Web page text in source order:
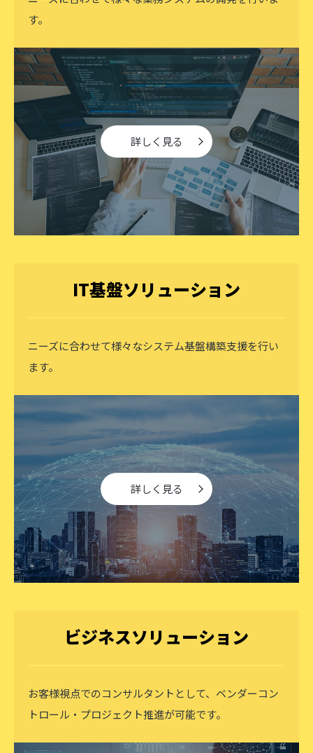
す。
詳しく見る
IT基盤ソリューション
ニーズに合わせて様々なシステム基盤構築支援を行い
ます。
詳しく見る
ビジネスソリューション
お客様視点でのコンサルタントとして、ベンダーコン
トロール・プロジェクト推進が可能です。